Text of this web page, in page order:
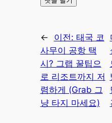
← 이전: 태국 코
사무이 공항 택
시? 그랩 꿀팁으
로 리조트까지 저
렴하게 (Grab 그
냥 타지 마세요)